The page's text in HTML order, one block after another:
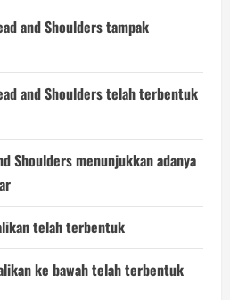
and Shoulders tampak
and Shoulders telah terbentuk
Shoulders menunjukkan adanya
telah terbentuk
ke bawah telah terbentuk